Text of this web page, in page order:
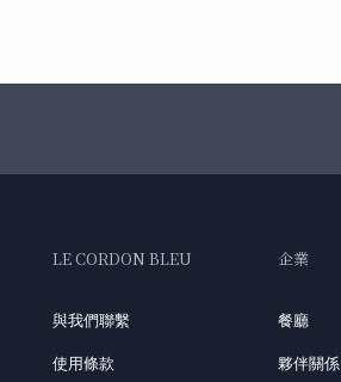
LE CORDON BLEU
與我們聯繫
使用條款
企業
餐廳
夥伴關係